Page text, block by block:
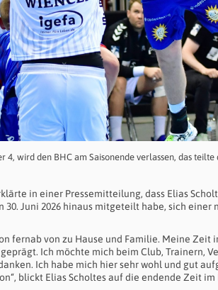
4, wird den BHC am Saisonende verlassen, das
in einer Pressemitteilung, dass Elias
30. Juni 2026 hinaus mitgeteilt habe, sich
fernab von zu Hause und Familie. Meine
Ich möchte mich beim Club, Trainern,
Ich habe mich hier sehr wohl und gut
blickt Elias Scholtes auf die endende Zeit